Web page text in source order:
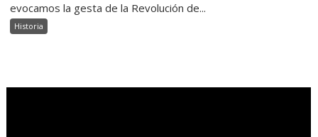
evocamos la gesta de la Revolución de...
Historia